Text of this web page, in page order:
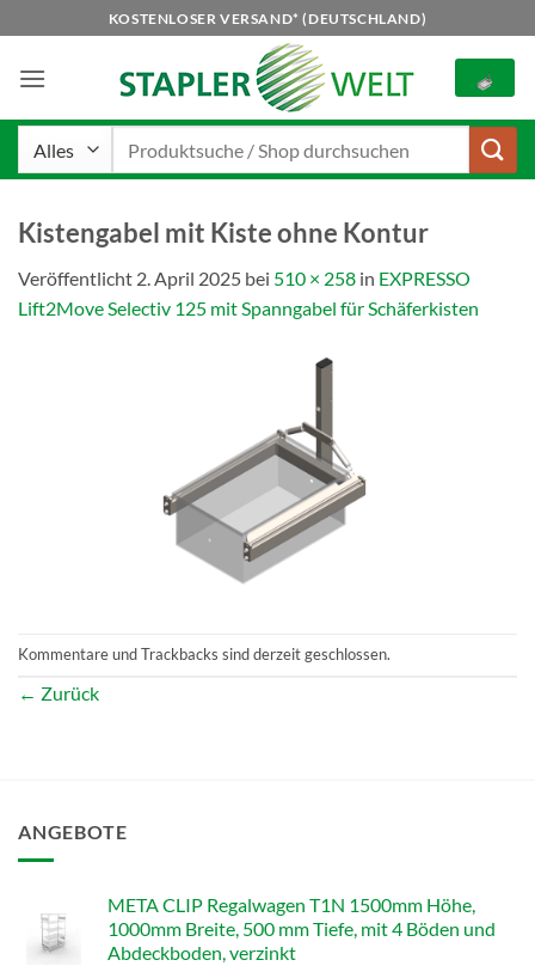
Inhalt
springen
KOSTENLOSER VERSAND* (DEUTSCHLAND)
Kistengabel mit Kiste ohne Kontur
Veröffentlicht 2. April 2025 bei 510 × 258 in EXPRESSO
Lift2Move Selectiv 125 mit Spanngabel für Schäferkisten
Kommentare und Trackbacks sind derzeit geschlossen.
← Zurück
ANGEBOTE
META CLIP Regalwagen T1N 1500mm Höhe,
1000mm Breite, 500 mm Tiefe, mit 4 Böden und
Abdeckboden, verzinkt